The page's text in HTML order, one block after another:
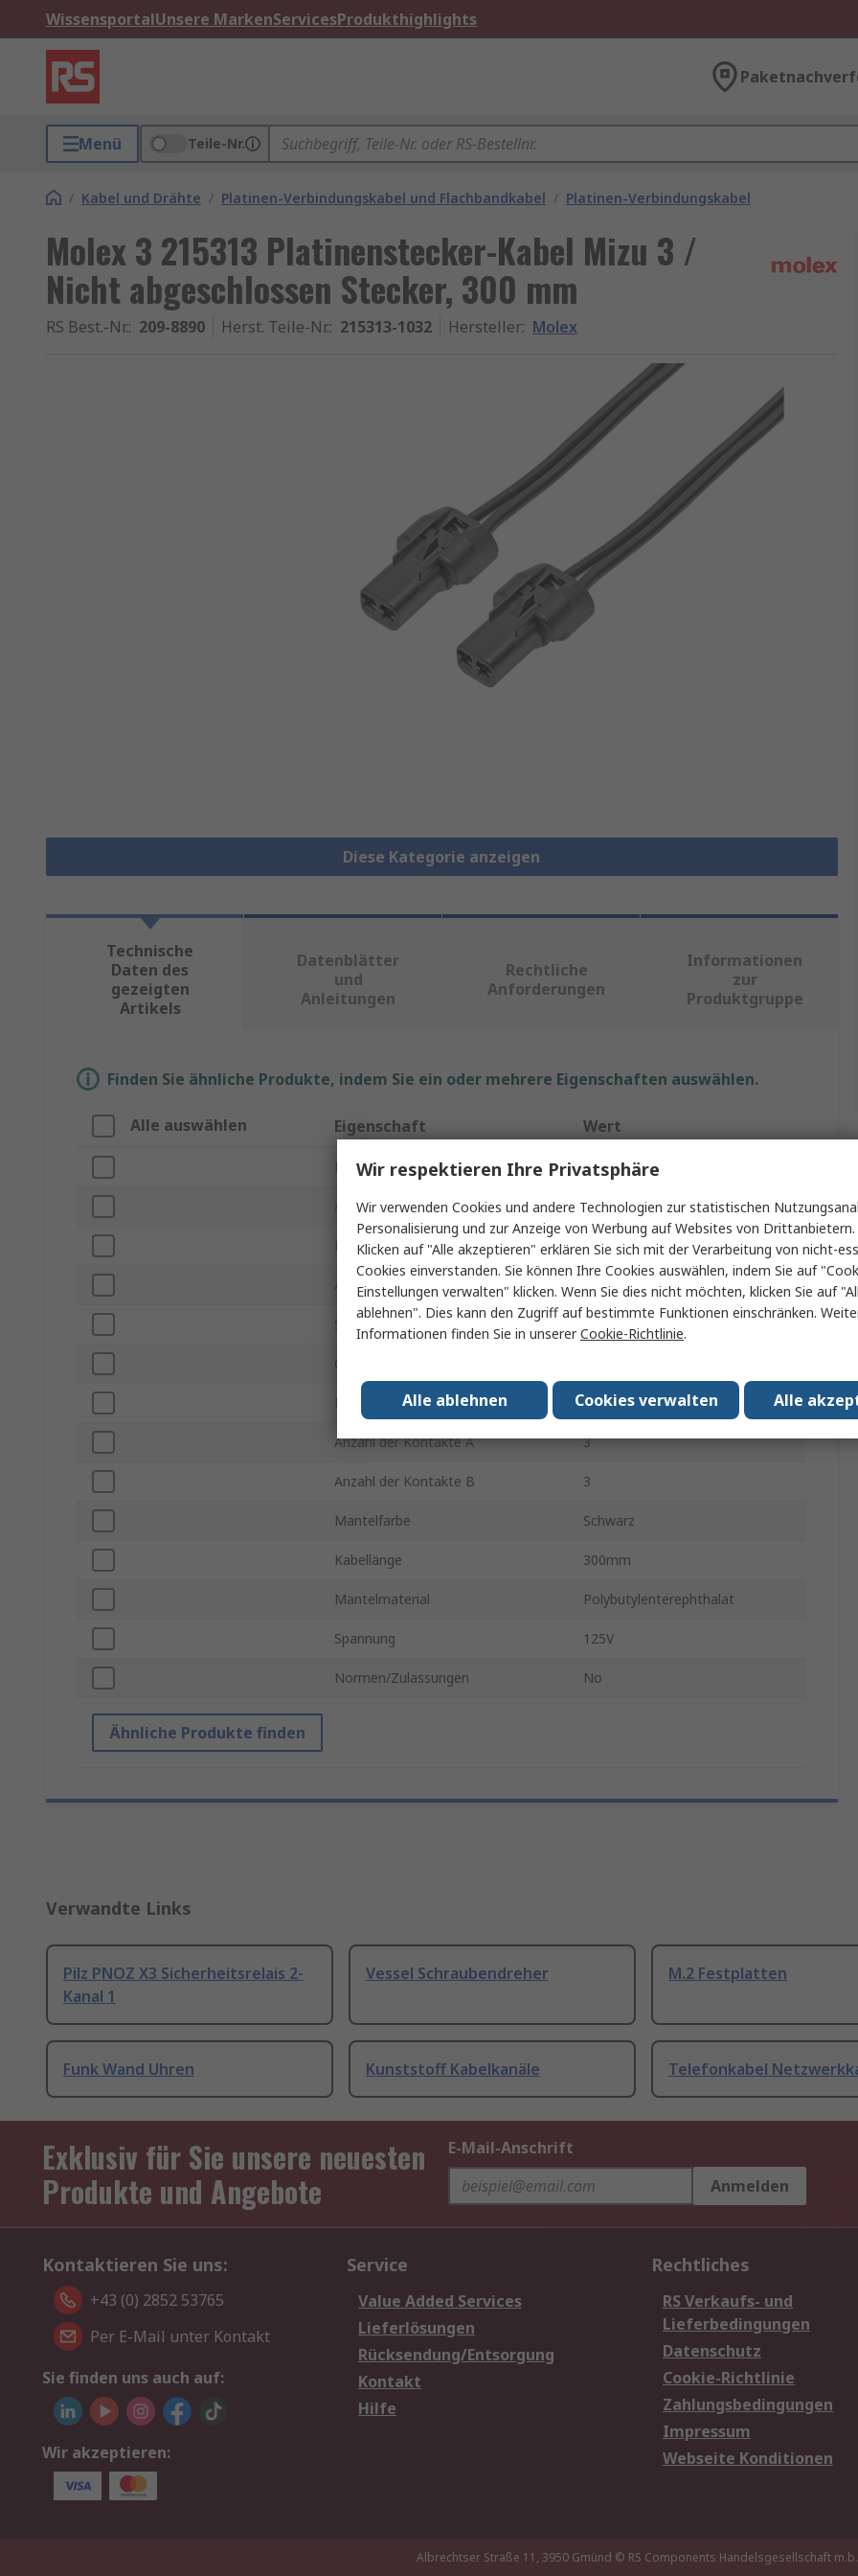
WissensportalUnsere MarkenServicesProdukthighlights
Menü Teile-Nr.
/ Kabel und Drähte / Platinen-Verbindungskabel und Flachbandkabel / Platinen-Verbindungskabel
Molex 3 215313 Platinenstecker-Kabel Mizu 3 /
Nicht abgeschlossen Stecker, 300 mm
RS Best.-Nr.: 209-8890 Herst. Teile-Nr.: 215313-1032 Hersteller: Molex
Diese Kategorie anzeigen
Technische
Daten des
gezeigten
Artikels
Datenblätter
und
Anleitungen
Rechtliche
Anforderungen
Informationen
zur
Produktgruppe
Finden Sie ähnliche Produkte, indem Sie ein oder mehrere Eigenschaften auswählen.
Alle auswählen Eigenschaft Wert
Marke Molex
Anschlusstyp A Mizu
Produkt Typ Platinenstecker-Kabel
Anschlusstyp B Nicht abgeschlossen
Serie 215313
Gender Steckverbinders A
Reihenanzahl A 1
Anzahl der Kontakte A 3
Anzahl der Kontakte B 3
Mantelfarbe Schwarz
Kabellänge 300mm
Mantelmaterial Polybutylenterephthalat
Spannung 125V
Normen/Zulassungen No
Ähnliche Produkte finden
Verwandte Links
Pilz PNOZ X3 Sicherheitsrelais 2-
Kanal 1
Vessel Schraubendreher M.2 Festplatten
Funk Wand Uhren Kunststoff Kabelkanäle Telefonkabel
Exklusiv für Sie unsere neuesten
Produkte und Angebote
E-Mail-Anschrift
Anmelden
Kontaktieren Sie uns:
+43 (0) 2852 53765
Per E-Mail unter Kontakt
Sie finden uns auch auf:
Wir akzeptieren:
Service
Value Added Services
Lieferlösungen
Rücksendung/Entsorgung
Kontakt
Hilfe
Rechtliches
RS Verkaufs- und
Lieferbedingungen
Datenschutz
Cookie-Richtlinie
Zahlungsbedingungen
Impressum
Webseite Konditionen
Albrechtser Straße 11, 3950 Gmünd © RS Components Handelsgesellschaft
Wir respektieren Ihre Privatsphäre
Wir verwenden Cookies und andere Technologien zur statistischen
Personalisierung und zur Anzeige von Werbung auf Websites von
Klicken auf "Alle akzeptieren" erklären Sie sich mit der Verarbeitung von nicht-
Cookies einverstanden. Sie können Ihre Cookies auswählen, indem Sie auf
Einstellungen verwalten" klicken. Wenn Sie dies nicht möchten, klicken Sie auf
ablehnen". Dies kann den Zugriff auf bestimmte Funktionen einschränken.
Informationen finden Sie in unsererCookie-Richtlinie.
Alle
Cookies verwalten
Alle ablehnen